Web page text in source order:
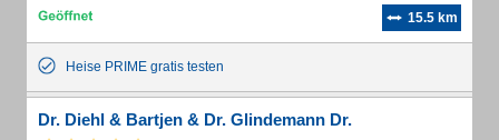
15.5 km
Heise PRIME gratis testen
Dr. Diehl & Bartjen & Dr. Glindemann Dr.